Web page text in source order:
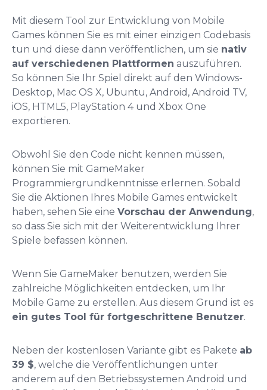
Mit diesem Tool zur Entwicklung von Mobile
Games können Sie es mit einer einzigen Codebasis
tun und diese dann veröffentlichen, um sie nativ
auf verschiedenen Plattformen auszuführen.
So können Sie Ihr Spiel direkt auf den Windows-
Desktop, Mac OS X, Ubuntu, Android, Android TV,
iOS, HTML5, PlayStation 4 und Xbox One
exportieren.
Obwohl Sie den Code nicht kennen müssen,
können Sie mit GameMaker
Programmiergrundkenntnisse erlernen. Sobald
Sie die Aktionen Ihres Mobile Games entwickelt
haben, sehen Sie eine Vorschau der Anwendung,
so dass Sie sich mit der Weiterentwicklung Ihrer
Spiele befassen können.
Wenn Sie GameMaker benutzen, werden Sie
zahlreiche Möglichkeiten entdecken, um Ihr
Mobile Game zu erstellen. Aus diesem Grund ist es
ein gutes Tool für fortgeschrittene Benutzer.
Neben der kostenlosen Variante gibt es Pakete ab
39 $, welche die Veröffentlichungen unter
anderem auf den Betriebssystemen Android und